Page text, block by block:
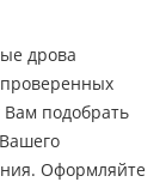
дрова
подобрать
Оформляйте